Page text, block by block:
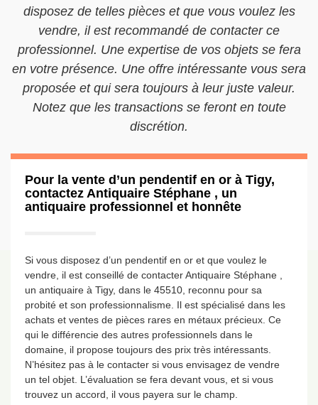
disposez de telles pièces et que vous voulez les
vendre, il est recommandé de contacter ce
professionnel. Une expertise de vos objets se fera
en votre présence. Une offre intéressante vous sera
proposée et qui sera toujours à leur juste valeur.
Notez que les transactions se feront en toute
discrétion.
Pour la vente d’un pendentif en or à Tigy,
contactez Antiquaire Stéphane , un
antiquaire professionnel et honnête
Si vous disposez d’un pendentif en or et que voulez le
vendre, il est conseillé de contacter Antiquaire Stéphane ,
un antiquaire à Tigy, dans le 45510, reconnu pour sa
probité et son professionnalisme. Il est spécialisé dans les
achats et ventes de pièces rares en métaux précieux. Ce
qui le différencie des autres professionnels dans le
domaine, il propose toujours des prix très intéressants.
N’hésitez pas à le contacter si vous envisagez de vendre
un tel objet. L’évaluation se fera devant vous, et si vous
trouvez un accord, il vous payera sur le champ.